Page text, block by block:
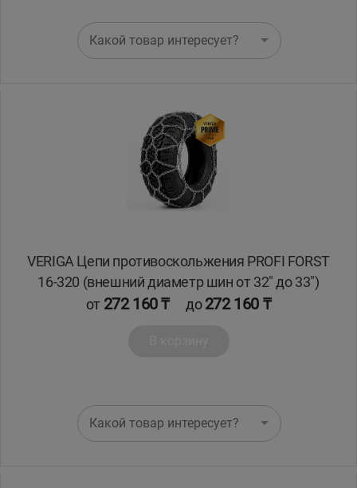
Какой товар интересует?
VERIGA Цепи противоскольжения PROFI FORST
16-320 (внешний диаметр шин от 32" до 33")
от 272 160 ₸ до272 160 ₸
Какой товар интересует?